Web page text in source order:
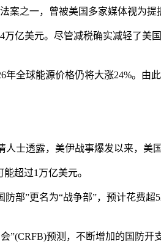
之一，曾被美国多家媒体视为提
美元。尽管减税确实减轻了美
球能源价格仍将大涨24%。由
透露，美伊战事爆发以来，美
超过1万亿美元。
”更名为“战争部”，预计花费超
预测，不断增加的国防开